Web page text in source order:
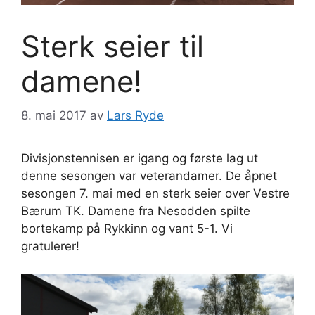
Sterk seier til
damene!
8. mai 2017 av Lars Ryde
Divisjonstennisen er igang og første lag ut
denne sesongen var veterandamer. De åpnet
sesongen 7. mai med en sterk seier over Vestre
Bærum TK. Damene fra Nesodden spilte
bortekamp på Rykkinn og vant 5-1. Vi
gratulerer!